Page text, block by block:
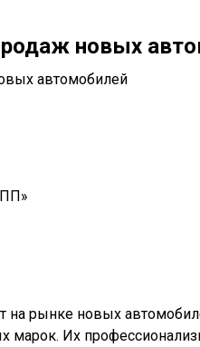
новых
на рынке новых
марок. Их